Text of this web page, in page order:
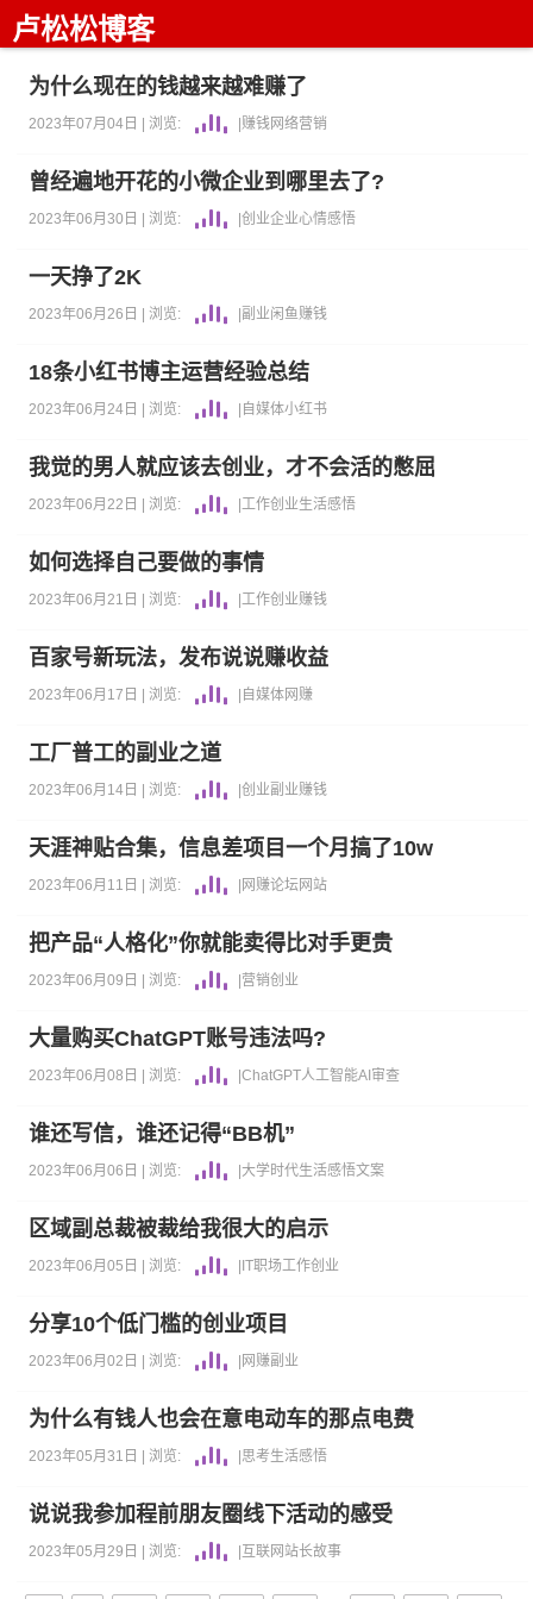
卢松松博客
为什么现在的钱越来越难赚了
2023年07月04日 | 浏览: 赚钱网络营销
曾经遍地开花的小微企业到哪里去了?
2023年06月30日 | 浏览: |创业企业心情感悟
一天挣了2K
2023年06月26日 | 浏览: 副业闲鱼赚钱
18条小红书博主运营经验总结
2023年06月24日 | 浏览: 自媒体小红书
我觉的男人就应该去创业，才不会活的憋屈
2023年06月22日 | 浏览: |工作创业生活感悟
如何选择自己要做的事情
2023年06月21日 | 浏览: |工作创业赚钱
百家号新玩法，发布说说赚收益
2023年06月17日 | 浏览: 自媒体网赚
工厂普工的副业之道
2023年06月14日 | 浏览: |创业副业赚钱
天涯神贴合集，信息差项目一个月搞了10w
2023年06月11日 | 浏览: 网赚论坛网站
把产品“人格化”你就能卖得比对手更贵
2023年06月09日 | 浏览: 营销创业
大量购买ChatGPT账号违法吗?
2023年06月08日 | 浏览: |ChatGPT人工智能AI 审查
谁还写信，谁还记得“BB机”
2023年06月06日 | 浏览: |大学时代生活感悟文案
区域副总裁被裁给我很大的启示
2023年06月05日 | 浏览: IT职场工作创业
分享10个低门槛的创业项目
2023年06月02日 | 浏览: 网赚副业
为什么有钱人也会在意电动车的那点电费
2023年05月31日 | 浏览: 思考生活感悟
说说我参加程前朋友圈线下活动的感受
2023年05月29日 | 浏览: 互联网站长故事